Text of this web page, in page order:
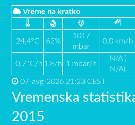
Vreme na kratko
24,4°C 62%
1017
mbar
0,0 km/h
-0,7°C/h 1%/h 1 mbar/h
N/A (
N/A)
07-avg-2026 21:23 CEST
Vremenska
2015